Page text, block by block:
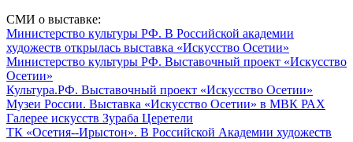
СМИ о выставке:
Министерство культуры РФ. В Российской академии
художеств открылась выставка «Искусство Осетии»
Министерство культуры РФ. Выставочный проект «Искусство
Осетии»
Культура.РФ. Выставочный проект «Искусство Осетии»
Музеи России. Выставка «Искусство Осетии» в МВК РАХ
Галерее искусств Зураба Церетели
ТК «Осетия--Ирыстон». В Российской Академии художеств